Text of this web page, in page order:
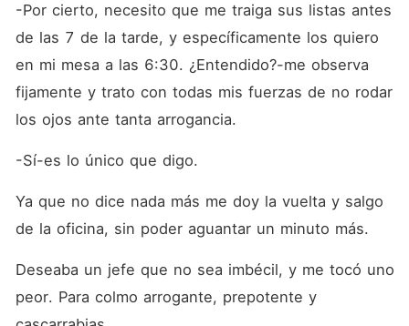
-Por cierto, necesito que me traiga sus listas antes
de las 7 de la tarde, y específicamente los quiero
en mi mesa a las 6:30. ¿Entendido?-me observa
fijamente y trato con todas mis fuerzas de no rodar
los ojos ante tanta arrogancia.
-Sí-es lo único que digo.
Ya que no dice nada más me doy la vuelta y salgo
de la oficina, sin poder aguantar un minuto más.
Deseaba un jefe que no sea imbécil, y me tocó uno
peor. Para colmo arrogante, prepotente y